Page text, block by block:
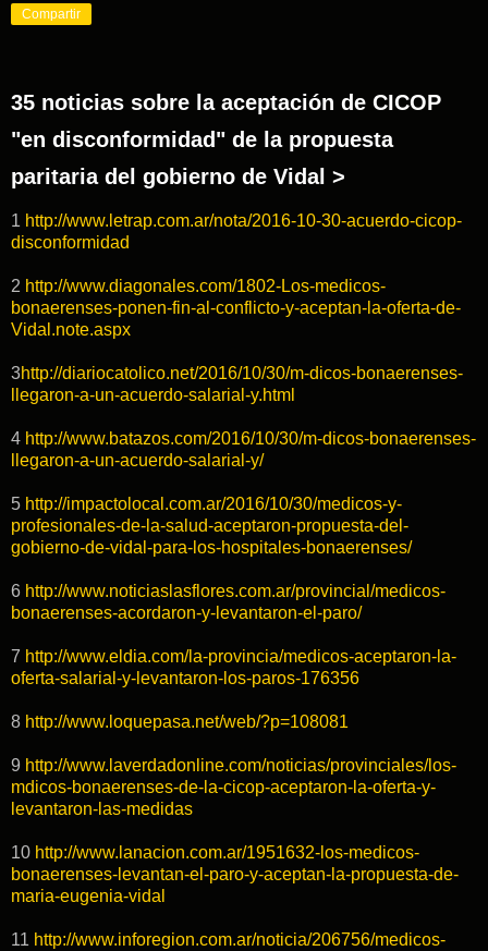
Compartir
35 noticias sobre la aceptación de CICOP
"en disconformidad" de la propuesta
paritaria del gobierno de Vidal >
1 http://www.letrap.com.ar/nota/2016-10-30-acuerdo-cicop-
disconformidad
2 http://www.diagonales.com/1802-Los-medicos-
bonaerenses-ponen-fin-al-conflicto-y-aceptan-la-oferta-de-
Vidal.note.aspx
3http://diariocatolico.net/2016/10/30/m-dicos-bonaerenses-
llegaron-a-un-acuerdo-salarial-y.html
4 http://www.batazos.com/2016/10/30/m-dicos-bonaerenses-
llegaron-a-un-acuerdo-salarial-y/
5 http://impactolocal.com.ar/2016/10/30/medicos-y-
profesionales-de-la-salud-aceptaron-propuesta-del-
gobierno-de-vidal-para-los-hospitales-bonaerenses/
6 http://www.noticiaslasflores.com.ar/provincial/medicos-
bonaerenses-acordaron-y-levantaron-el-paro/
7 http://www.eldia.com/la-provincia/medicos-aceptaron-la-
oferta-salarial-y-levantaron-los-paros-176356
8 http://www.loquepasa.net/web/?p=108081
9 http://www.laverdadonline.com/noticias/provinciales/los-
mdicos-bonaerenses-de-la-cicop-aceptaron-la-oferta-y-
levantaron-las-medidas
10 http://www.lanacion.com.ar/1951632-los-medicos-
bonaerenses-levantan-el-paro-y-aceptan-la-propuesta-de-
maria-eugenia-vidal
11 http://www.inforegion.com.ar/noticia/206756/medicos-